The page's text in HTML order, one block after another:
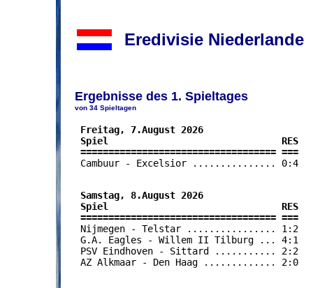
Eredivisie Niederlande
Ergebnisse des 1. Spieltages
von 34 Spieltagen
Freitag, 7.August 2026
Spiel                               RES
=================================== ===
Cambuur - Excelsior ............... 0:4
Samstag, 8.August 2026
Spiel                               RES
=================================== ===
Nijmegen - Telstar ................ 1:2
G.A. Eagles - Willem II Tilburg ... 4:1
PSV Eindhoven - Sittard ........... 2:2
AZ Alkmaar - Den Haag ............. 2:0